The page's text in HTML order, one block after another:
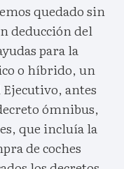
quedado sin
deducción del
para la
o híbrido, un
antes
ómnibus,
que incluía la
de coches